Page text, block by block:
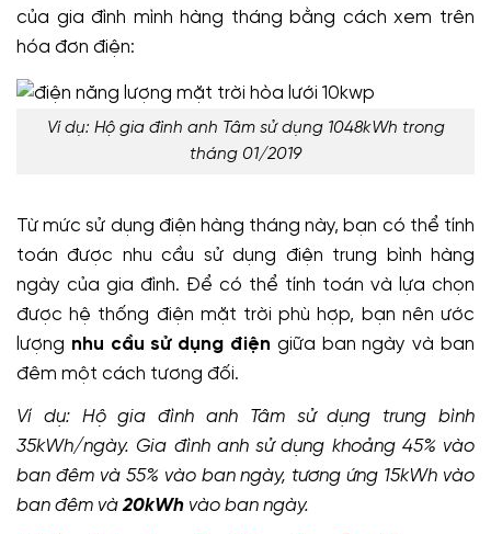
của gia đình mình hàng tháng bằng cách xem trên
hóa đơn điện:
Ví dụ: Hộ gia đình anh Tâm sử dụng 1048kWh trong
tháng 01/2019
Từ mức sử dụng điện hàng tháng này, bạn có thể tính
toán được nhu cầu sử dụng điện trung bình hàng
ngày của gia đình. Để có thể tính toán và lựa chọn
được hệ thống điện mặt trời phù hợp, bạn nên ước
lượng nhu cầu sử dụng điện giữa ban ngày và ban
đêm một cách tương đối.
Ví dụ: Hộ gia đình anh Tâm sử dụng trung bình
35kWh/ngày. Gia đình anh sử dụng khoảng 45% vào
ban đêm và 55% vào ban ngày, tương ứng 15kWh vào
ban đêm và20kWh vào ban ngày.